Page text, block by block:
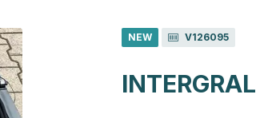
NEW V126095